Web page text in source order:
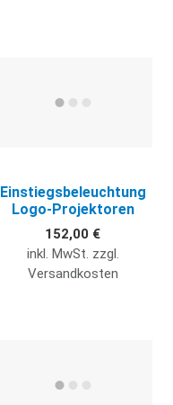
Einstiegsbeleuchtung
Logo-Projektoren
152,00 €
inkl. MwSt. zzgl.
Versandkosten